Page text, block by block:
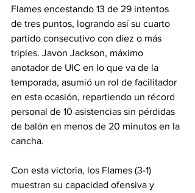
Flames encestando 13 de 29 intentos
de tres puntos, logrando así su cuarto
partido consecutivo con diez o más
triples. Javon Jackson, máximo
anotador de UIC en lo que va de la
temporada, asumió un rol de facilitador
en esta ocasión, repartiendo un récord
personal de 10 asistencias sin pérdidas
de balón en menos de 20 minutos en la
cancha.
Con esta victoria, los Flames (3-1)
muestran su capacidad ofensiva y